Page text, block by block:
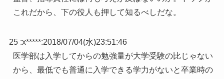
これだから、下の役人も押して知るべしだな。
25 :x*****:2018/07/04(水)23:51:46
医学部は入学してからの勉強量が大学受験の比じゃない
から、最低でも普通に入学できる学力がないと卒業時の